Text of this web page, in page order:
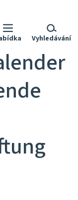
Vyhledávání